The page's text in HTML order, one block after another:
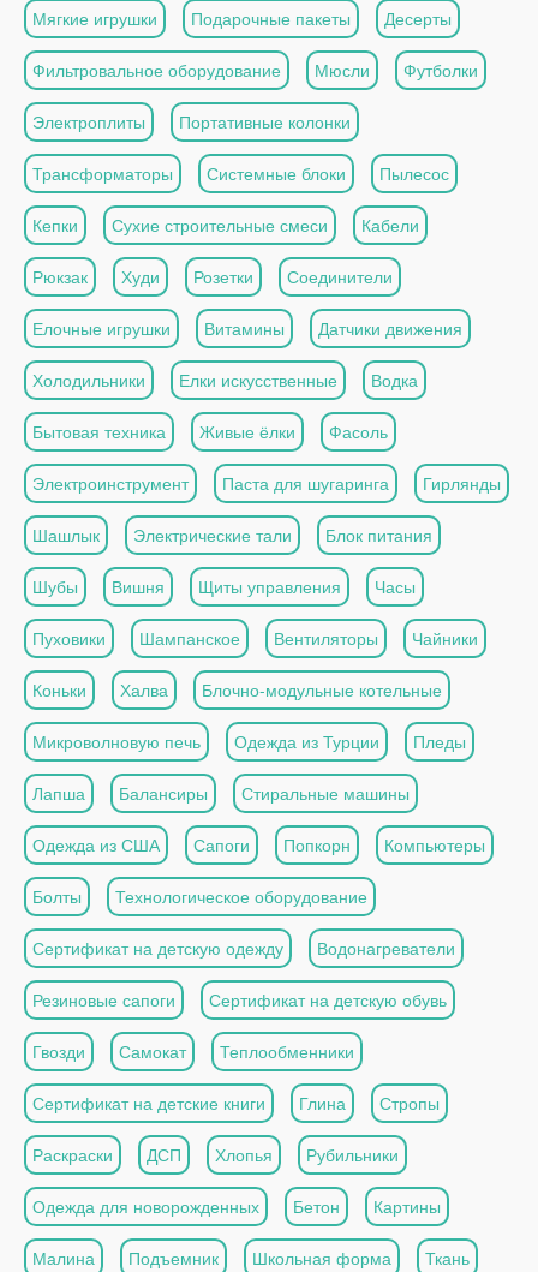
Мягкие игрушки Подарочные пакеты Десерты
Фильтровальное оборудование Мюсли Футболки
Электроплиты Портативные колонки
Трансформаторы Системные блоки Пылесос
Кепки Сухие строительные смеси Кабели
Рюкзак Худи Розетки Соединители
Елочные игрушки Витамины Датчики движения
Холодильники Елки искусственные Водка
Бытовая техника Живые ёлки Фасоль
Электроинструмент Паста для шугаринга Гирлянды
Шашлык Электрические тали Блок питания
Шубы Вишня Щиты управления Часы
Пуховики Шампанское Вентиляторы Чайники
Коньки Халва Блочно-модульные котельные
Микроволновую печь Одежда из Турции Пледы
Лапша Балансиры Стиральные машины
Одежда из США Сапоги Попкорн Компьютеры
Болты Технологическое оборудование
Сертификат на детскую одежду Водонагреватели
Резиновые сапоги Сертификат на детскую обувь
Гвозди Самокат Теплообменники
Сертификат на детские книги Глина Стропы
Раскраски ДСП Хлопья Рубильники
Одежда для новорожденных Бетон Картины
Малина Подъемник Школьная форма Ткань